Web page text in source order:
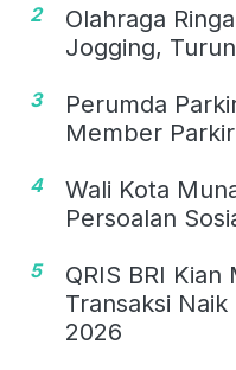
2
Olahraga
Jogging,
3
Perumda
Member
4
Wali Kota
Persoalan
5
QRIS BRI
Transaksi
2026